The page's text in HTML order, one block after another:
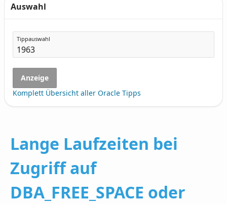
Auswahl
Tippauswahl
Anzeige
Komplett Übersicht aller Oracle Tipps
Lange Laufzeiten bei
Zugriff auf
DBA_FREE_SPACE oder